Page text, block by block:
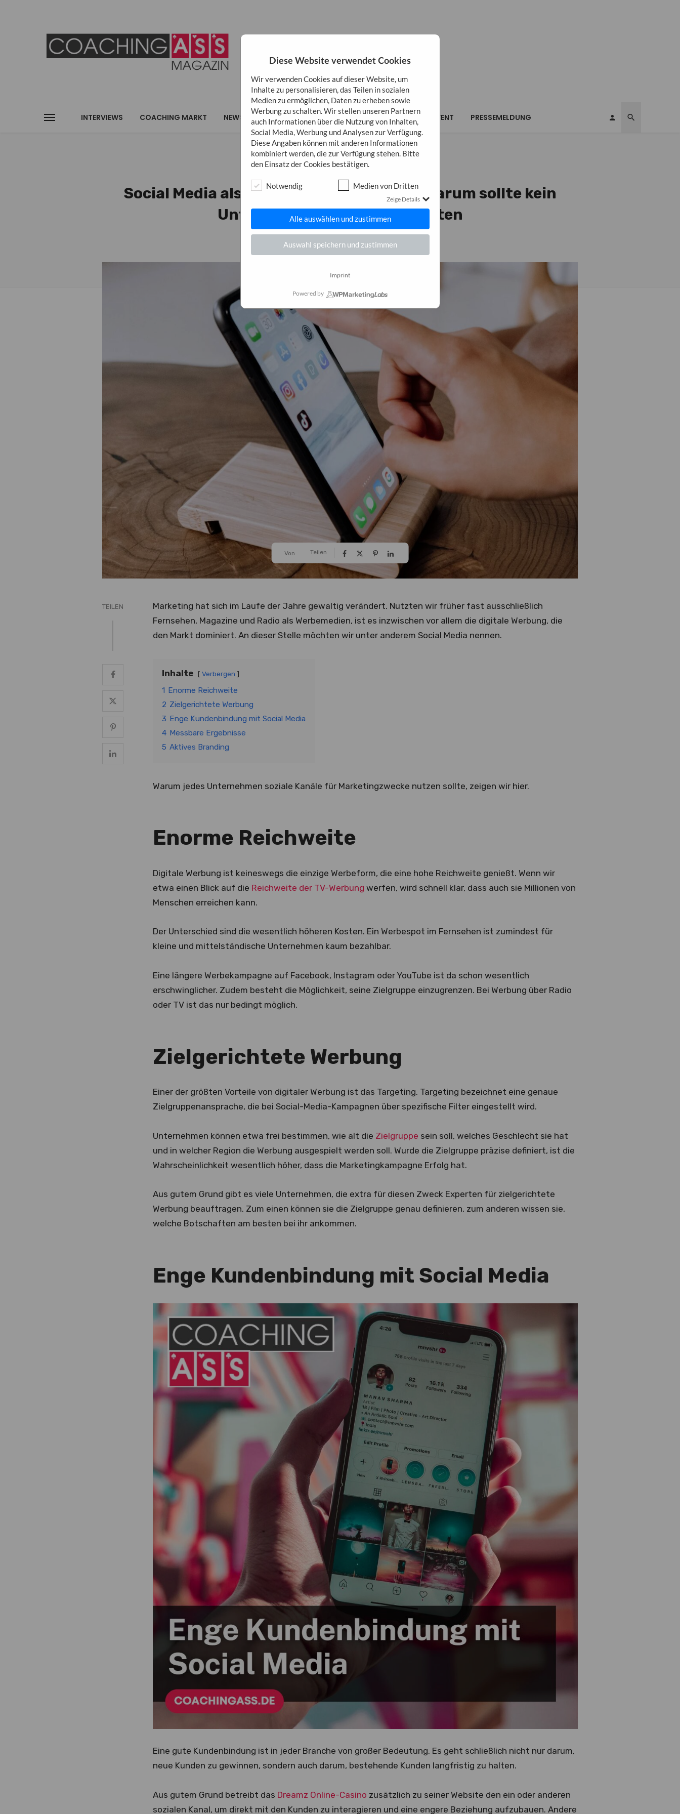
INTERVIEWS COACHING MARKT NEWS MARKETING BUSINESS INSPIRATION EVENT PRESSEMELDUNG
MARKETING
Social Media als Marketinginstrument – darum sollte kein
Unternehmen darauf verzichten
Von Teilen
TEILEN
Marketing hat sich im Laufe der Jahre gewaltig verändert. Nutzten wir früher fast ausschließlich
Fernsehen, Magazine und Radio als Werbemedien, ist es inzwischen vor allem die digitale Werbung, die
den Markt dominiert. An dieser Stelle möchten wir unter anderem Social Media nennen.
Inhalte Verbergen
1 Enorme Reichweite
2 Zielgerichtete Werbung
3 Enge Kundenbindung mit Social Media
4 Messbare Ergebnisse
5 Aktives Branding
Warum jedes Unternehmen soziale Kanäle für Marketingzwecke nutzen sollte, zeigen wir hier.
Enorme Reichweite
Digitale Werbung ist keineswegs die einzige Werbeform, die eine hohe Reichweite genießt. Wenn wir
etwa einen Blick auf die Reichweite der TV-Werbung werfen, wird schnell klar, dass auch sie Millionen von
Menschen erreichen kann.
Der Unterschied sind die wesentlich höheren Kosten. Ein Werbespot im Fernsehen ist zumindest für
kleine und mittelständische Unternehmen kaum bezahlbar.
Eine längere Werbekampagne auf Facebook, Instagram oder YouTube ist da schon wesentlich
erschwinglicher. Zudem besteht die Möglichkeit, seine Zielgruppe einzugrenzen. Bei Werbung über Radio
oder TV ist das nur bedingt möglich.
Zielgerichtete Werbung
Einer der größten Vorteile von digitaler Werbung ist das Targeting. Targeting bezeichnet eine genaue
Zielgruppenansprache, die bei Social-Media-Kampagnen über spezifische Filter eingestellt wird.
Unternehmen können etwa frei bestimmen, wie alt die Zielgruppe sein soll, welches Geschlecht sie hat
und in welcher Region die Werbung ausgespielt werden soll. Wurde die Zielgruppe präzise definiert, ist die
Wahrscheinlichkeit wesentlich höher, dass die Marketingkampagne Erfolg hat.
Aus gutem Grund gibt es viele Unternehmen, die extra für diesen Zweck Experten für zielgerichtete
Werbung beauftragen. Zum einen können sie die Zielgruppe genau definieren, zum anderen wissen sie,
welche Botschaften am besten bei ihr ankommen.
Enge Kundenbindung mit Social Media
Eine gute Kundenbindung ist in jeder Branche von großer Bedeutung. Es geht schließlich nicht nur darum,
neue Kunden zu gewinnen, sondern auch darum, bestehende Kunden langfristig zu halten.
Aus gutem Grund betreibt das Dreamz Online-Casino zusätzlich zu seiner Website den ein oder anderen
sozialen Kanal, um direkt mit den Kunden zu interagieren und eine engere Beziehung aufzubauen. Andere
Diese Website verwendet Cookies
Wir verwenden Cookies auf dieser Website, um
Inhalte zu personalisieren, das Teilen in sozialen
Medien zu ermöglichen, Daten zu erheben sowie
Werbung zu schalten. Wir stellen unseren Partnern
auch Informationen über die Nutzung von Inhalten,
Social Media, Werbung und Analysen zur Verfügung.
Diese Angaben können mit anderen Informationen
kombiniert werden, die zur Verfügung stehen. Bitte
den Einsatz der Cookies bestätigen.
Notwendig Medien von Dritten
Zeige Details
Alle auswählen und zustimmen
Auswahl speichern und zustimmen
Imprint
Powered by